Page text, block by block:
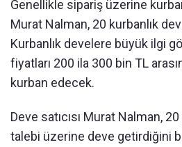
Genellikle sipariş üzerine
Murat Nalman, 20 kurbanlık
Kurbanlık develere büyük ilgi
fiyatları 200 ila 300 bin TL
kurban edecek.
Deve satıcısı Murat Nalman,
talebi üzerine deve getirdiğini